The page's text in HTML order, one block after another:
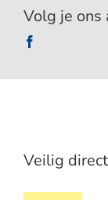
Volg je ons
Veilig